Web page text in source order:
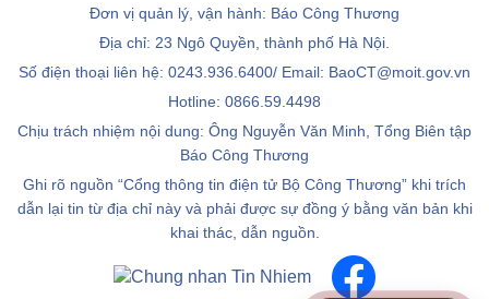
Đơn vị quản lý, vận hành: Báo Công Thương
Địa chỉ: 23 Ngô Quyền, thành phố Hà Nội.
Số điện thoại liên hệ: 0243.936.6400/ Email: BaoCT@moit.gov.vn
Hotline: 0866.59.4498
Chịu trách nhiệm nội dung: Ông Nguyễn Văn Minh, Tổng Biên tập
Báo Công Thương
Ghi rõ nguồn “Cổng thông tin điện tử Bộ Công Thương” khi trích
dẫn lại tin từ địa chỉ này và phải được sự đồng ý bằng văn bản khi
khai thác, dẫn nguồn.